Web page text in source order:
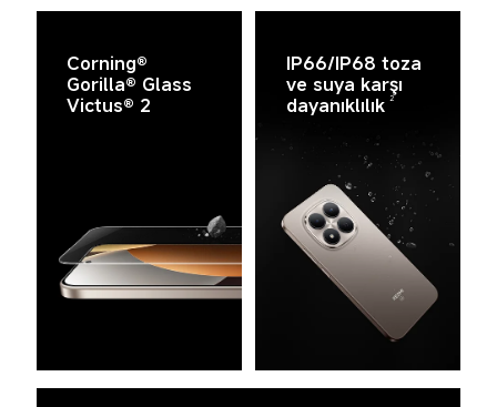
Corning®
Gorilla® Glass
Victus® 2
IP66/IP68 toza
ve suya karşı
dayanıklılık
2